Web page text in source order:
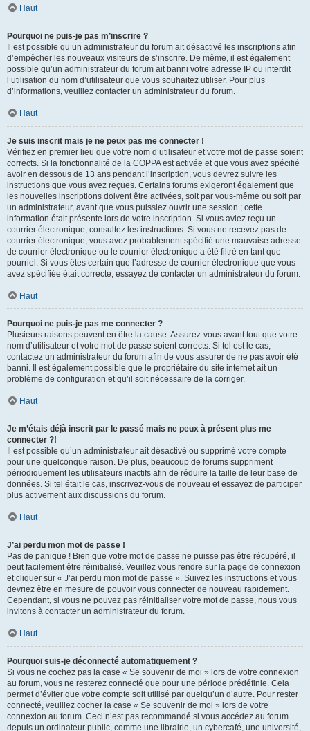
Haut
Pourquoi ne puis-je pas m’inscrire ?
Il est possible qu’un administrateur du forum ait désactivé les inscriptions afin
d’empêcher les nouveaux visiteurs de s’inscrire. De même, il est également
possible qu’un administrateur du forum ait banni votre adresse IP ou interdit
l’utilisation du nom d’utilisateur que vous souhaitez utiliser. Pour plus
d’informations, veuillez contacter un administrateur du forum.
Haut
Je suis inscrit mais je ne peux pas me connecter !
Vérifiez en premier lieu que votre nom d’utilisateur et votre mot de passe soient
corrects. Si la fonctionnalité de la COPPA est activée et que vous avez spécifié
avoir en dessous de 13 ans pendant l’inscription, vous devrez suivre les
instructions que vous avez reçues. Certains forums exigeront également que
les nouvelles inscriptions doivent être activées, soit par vous-même ou soit par
un administrateur, avant que vous puissiez ouvrir une session ; cette
information était présente lors de votre inscription. Si vous aviez reçu un
courrier électronique, consultez les instructions. Si vous ne recevez pas de
courrier électronique, vous avez probablement spécifié une mauvaise adresse
de courrier électronique ou le courrier électronique a été filtré en tant que
pourriel. Si vous êtes certain que l’adresse de courrier électronique que vous
avez spécifiée était correcte, essayez de contacter un administrateur du forum.
Haut
Pourquoi ne puis-je pas me connecter ?
Plusieurs raisons peuvent en être la cause. Assurez-vous avant tout que votre
nom d’utilisateur et votre mot de passe soient corrects. Si tel est le cas,
contactez un administrateur du forum afin de vous assurer de ne pas avoir été
banni. Il est également possible que le propriétaire du site internet ait un
problème de configuration et qu’il soit nécessaire de la corriger.
Haut
Je m’étais déjà inscrit par le passé mais ne peux à présent plus me
connecter ?!
Il est possible qu’un administrateur ait désactivé ou supprimé votre compte
pour une quelconque raison. De plus, beaucoup de forums suppriment
périodiquement les utilisateurs inactifs afin de réduire la taille de leur base de
données. Si tel était le cas, inscrivez-vous de nouveau et essayez de participer
plus activement aux discussions du forum.
Haut
J’ai perdu mon mot de passe !
Pas de panique ! Bien que votre mot de passe ne puisse pas être récupéré, il
peut facilement être réinitialisé. Veuillez vous rendre sur la page de connexion
et cliquer sur « J’ai perdu mon mot de passe ». Suivez les instructions et vous
devriez être en mesure de pouvoir vous connecter de nouveau rapidement.
Cependant, si vous ne pouvez pas réinitialiser votre mot de passe, nous vous
invitons à contacter un administrateur du forum.
Haut
Pourquoi suis-je déconnecté automatiquement ?
Si vous ne cochez pas la case « Se souvenir de moi » lors de votre connexion
au forum, vous ne resterez connecté que pour une période prédéfinie. Cela
permet d’éviter que votre compte soit utilisé par quelqu’un d’autre. Pour rester
connecté, veuillez cocher la case « Se souvenir de moi » lors de votre
connexion au forum. Ceci n’est pas recommandé si vous accédez au forum
depuis un ordinateur public, comme une librairie, un cybercafé, une université,